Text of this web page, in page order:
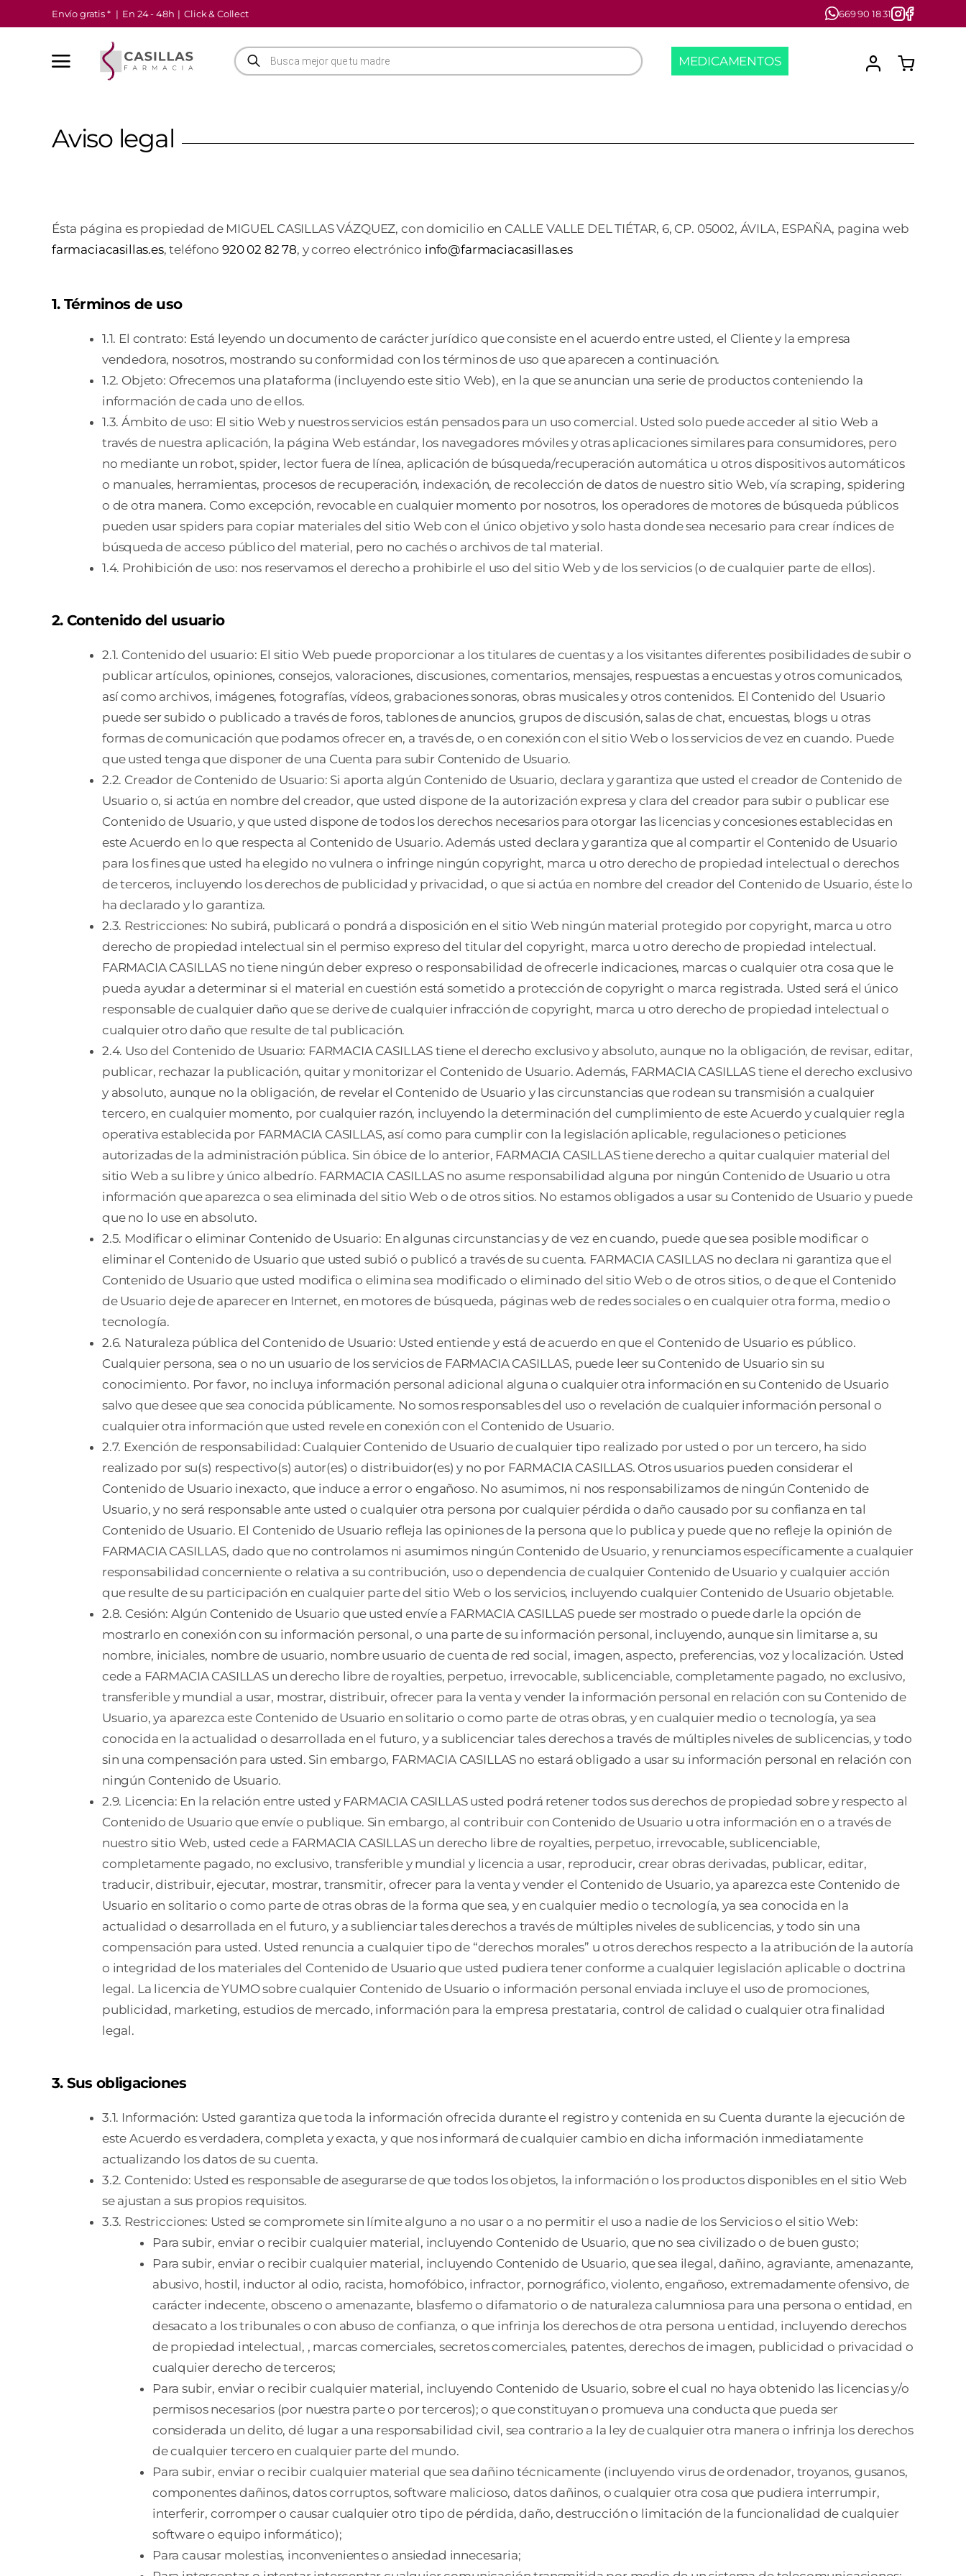
al
contenido
Envío gratis * | En 24 - 48h | Click & Collect 669 90 18 31
Búsqueda
de
productos
MEDICAMENTOS
Aviso legal
Ésta página es propiedad de MIGUEL CASILLAS VÁZQUEZ, con domicilio en CALLE VALLE DEL TIÉTAR, 6, CP. 05002, ÁVILA, ESPAÑA, pagina web
farmaciacasillas.es, teléfono 920 02 82 78, y correo electrónico info@farmaciacasillas.es
1. Términos de uso
1.1. El contrato: Está leyendo un documento de carácter jurídico que consiste en el acuerdo entre usted, el Cliente y la empresa
vendedora, nosotros, mostrando su conformidad con los términos de uso que aparecen a continuación.
1.2. Objeto: Ofrecemos una plataforma (incluyendo este sitio Web), en la que se anuncian una serie de productos conteniendo la
información de cada uno de ellos.
1.3. Ámbito de uso: El sitio Web y nuestros servicios están pensados para un uso comercial. Usted solo puede acceder al sitio Web a
través de nuestra aplicación, la página Web estándar, los navegadores móviles y otras aplicaciones similares para consumidores, pero
no mediante un robot, spider, lector fuera de línea, aplicación de búsqueda/recuperación automática u otros dispositivos automáticos
o manuales, herramientas, procesos de recuperación, indexación, de recolección de datos de nuestro sitio Web, vía scraping, spidering
o de otra manera. Como excepción, revocable en cualquier momento por nosotros, los operadores de motores de búsqueda públicos
pueden usar spiders para copiar materiales del sitio Web con el único objetivo y solo hasta donde sea necesario para crear índices de
búsqueda de acceso público del material, pero no cachés o archivos de tal material.
1.4. Prohibición de uso: nos reservamos el derecho a prohibirle el uso del sitio Web y de los servicios (o de cualquier parte de ellos).
2. Contenido del usuario
2.1. Contenido del usuario: El sitio Web puede proporcionar a los titulares de cuentas y a los visitantes diferentes posibilidades de subir o
publicar artículos, opiniones, consejos, valoraciones, discusiones, comentarios, mensajes, respuestas a encuestas y otros comunicados,
así como archivos, imágenes, fotografías, vídeos, grabaciones sonoras, obras musicales y otros contenidos. El Contenido del Usuario
puede ser subido o publicado a través de foros, tablones de anuncios, grupos de discusión, salas de chat, encuestas, blogs u otras
formas de comunicación que podamos ofrecer en, a través de, o en conexión con el sitio Web o los servicios de vez en cuando. Puede
que usted tenga que disponer de una Cuenta para subir Contenido de Usuario.
2.2. Creador de Contenido de Usuario: Si aporta algún Contenido de Usuario, declara y garantiza que usted el creador de Contenido de
Usuario o, si actúa en nombre del creador, que usted dispone de la autorización expresa y clara del creador para subir o publicar ese
Contenido de Usuario, y que usted dispone de todos los derechos necesarios para otorgar las licencias y concesiones establecidas en
este Acuerdo en lo que respecta al Contenido de Usuario. Además usted declara y garantiza que al compartir el Contenido de Usuario
para los fines que usted ha elegido no vulnera o infringe ningún copyright, marca u otro derecho de propiedad intelectual o derechos
de terceros, incluyendo los derechos de publicidad y privacidad, o que si actúa en nombre del creador del Contenido de Usuario, éste lo
ha declarado y lo garantiza.
2.3. Restricciones: No subirá, publicará o pondrá a disposición en el sitio Web ningún material protegido por copyright, marca u otro
derecho de propiedad intelectual sin el permiso expreso del titular del copyright, marca u otro derecho de propiedad intelectual.
FARMACIA CASILLAS no tiene ningún deber expreso o responsabilidad de ofrecerle indicaciones, marcas o cualquier otra cosa que le
pueda ayudar a determinar si el material en cuestión está sometido a protección de copyright o marca registrada. Usted será el único
responsable de cualquier daño que se derive de cualquier infracción de copyright, marca u otro derecho de propiedad intelectual o
cualquier otro daño que resulte de tal publicación.
2.4. Uso del Contenido de Usuario: FARMACIA CASILLAS tiene el derecho exclusivo y absoluto, aunque no la obligación, de revisar, editar,
publicar, rechazar la publicación, quitar y monitorizar el Contenido de Usuario. Además, FARMACIA CASILLAS tiene el derecho exclusivo
y absoluto, aunque no la obligación, de revelar el Contenido de Usuario y las circunstancias que rodean su transmisión a cualquier
tercero, en cualquier momento, por cualquier razón, incluyendo la determinación del cumplimiento de este Acuerdo y cualquier regla
operativa establecida por FARMACIA CASILLAS, así como para cumplir con la legislación aplicable, regulaciones o peticiones
autorizadas de la administración pública. Sin óbice de lo anterior, FARMACIA CASILLAS tiene derecho a quitar cualquier material del
sitio Web a su libre y único albedrío. FARMACIA CASILLAS no asume responsabilidad alguna por ningún Contenido de Usuario u otra
información que aparezca o sea eliminada del sitio Web o de otros sitios. No estamos obligados a usar su Contenido de Usuario y puede
que no lo use en absoluto.
2.5. Modificar o eliminar Contenido de Usuario: En algunas circunstancias y de vez en cuando, puede que sea posible modificar o
eliminar el Contenido de Usuario que usted subió o publicó a través de su cuenta. FARMACIA CASILLAS no declara ni garantiza que el
Contenido de Usuario que usted modifica o elimina sea modificado o eliminado del sitio Web o de otros sitios, o de que el Contenido
de Usuario deje de aparecer en Internet, en motores de búsqueda, páginas web de redes sociales o en cualquier otra forma, medio o
tecnología.
2.6. Naturaleza pública del Contenido de Usuario: Usted entiende y está de acuerdo en que el Contenido de Usuario es público.
Cualquier persona, sea o no un usuario de los servicios de FARMACIA CASILLAS, puede leer su Contenido de Usuario sin su
conocimiento. Por favor, no incluya información personal adicional alguna o cualquier otra información en su Contenido de Usuario
salvo que desee que sea conocida públicamente. No somos responsables del uso o revelación de cualquier información personal o
cualquier otra información que usted revele en conexión con el Contenido de Usuario.
2.7. Exención de responsabilidad: Cualquier Contenido de Usuario de cualquier tipo realizado por usted o por un tercero, ha sido
realizado por su(s) respectivo(s) autor(es) o distribuidor(es) y no por FARMACIA CASILLAS. Otros usuarios pueden considerar el
Contenido de Usuario inexacto, que induce a error o engañoso. No asumimos, ni nos responsabilizamos de ningún Contenido de
Usuario, y no será responsable ante usted o cualquier otra persona por cualquier pérdida o daño causado por su confianza en tal
Contenido de Usuario. El Contenido de Usuario refleja las opiniones de la persona que lo publica y puede que no refleje la opinión de
FARMACIA CASILLAS, dado que no controlamos ni asumimos ningún Contenido de Usuario, y renunciamos específicamente a cualquier
responsabilidad concerniente o relativa a su contribución, uso o dependencia de cualquier Contenido de Usuario y cualquier acción
que resulte de su participación en cualquier parte del sitio Web o los servicios, incluyendo cualquier Contenido de Usuario objetable.
2.8. Cesión: Algún Contenido de Usuario que usted envíe a FARMACIA CASILLAS puede ser mostrado o puede darle la opción de
mostrarlo en conexión con su información personal, o una parte de su información personal, incluyendo, aunque sin limitarse a, su
nombre, iniciales, nombre de usuario, nombre usuario de cuenta de red social, imagen, aspecto, preferencias, voz y localización. Usted
cede a FARMACIA CASILLAS un derecho libre de royalties, perpetuo, irrevocable, sublicenciable, completamente pagado, no exclusivo,
transferible y mundial a usar, mostrar, distribuir, ofrecer para la venta y vender la información personal en relación con su Contenido de
Usuario, ya aparezca este Contenido de Usuario en solitario o como parte de otras obras, y en cualquier medio o tecnología, ya sea
conocida en la actualidad o desarrollada en el futuro, y a sublicenciar tales derechos a través de múltiples niveles de sublicencias, y todo
sin una compensación para usted. Sin embargo, FARMACIA CASILLAS no estará obligado a usar su información personal en relación con
ningún Contenido de Usuario.
2.9. Licencia: En la relación entre usted y FARMACIA CASILLAS usted podrá retener todos sus derechos de propiedad sobre y respecto al
Contenido de Usuario que envíe o publique. Sin embargo, al contribuir con Contenido de Usuario u otra información en o a través de
nuestro sitio Web, usted cede a FARMACIA CASILLAS un derecho libre de royalties, perpetuo, irrevocable, sublicenciable,
completamente pagado, no exclusivo, transferible y mundial y licencia a usar, reproducir, crear obras derivadas, publicar, editar,
traducir, distribuir, ejecutar, mostrar, transmitir, ofrecer para la venta y vender el Contenido de Usuario, ya aparezca este Contenido de
Usuario en solitario o como parte de otras obras de la forma que sea, y en cualquier medio o tecnología, ya sea conocida en la
actualidad o desarrollada en el futuro, y a sublienciar tales derechos a través de múltiples niveles de sublicencias, y todo sin una
compensación para usted. Usted renuncia a cualquier tipo de “derechos morales” u otros derechos respecto a la atribución de la autoría
o integridad de los materiales del Contenido de Usuario que usted pudiera tener conforme a cualquier legislación aplicable o doctrina
legal. La licencia de YUMO sobre cualquier Contenido de Usuario o información personal enviada incluye el uso de promociones,
publicidad, marketing, estudios de mercado, información para la empresa prestataria, control de calidad o cualquier otra finalidad
legal.
3. Sus obligaciones
3.1. Información: Usted garantiza que toda la información ofrecida durante el registro y contenida en su Cuenta durante la ejecución de
este Acuerdo es verdadera, completa y exacta, y que nos informará de cualquier cambio en dicha información inmediatamente
actualizando los datos de su cuenta.
3.2. Contenido: Usted es responsable de asegurarse de que todos los objetos, la información o los productos disponibles en el sitio Web
se ajustan a sus propios requisitos.
3.3. Restricciones: Usted se compromete sin límite alguno a no usar o a no permitir el uso a nadie de los Servicios o el sitio Web:
Para subir, enviar o recibir cualquier material, incluyendo Contenido de Usuario, que no sea civilizado o de buen gusto;
Para subir, enviar o recibir cualquier material, incluyendo Contenido de Usuario, que sea ilegal, dañino, agraviante, amenazante,
abusivo, hostil, inductor al odio, racista, homofóbico, infractor, pornográfico, violento, engañoso, extremadamente ofensivo, de
carácter indecente, obsceno o amenazante, blasfemo o difamatorio o de naturaleza calumniosa para una persona o entidad, en
desacato a los tribunales o con abuso de confianza, o que infrinja los derechos de otra persona u entidad, incluyendo derechos
de propiedad intelectual, , marcas comerciales, secretos comerciales, patentes, derechos de imagen, publicidad o privacidad o
cualquier derecho de terceros;
Para subir, enviar o recibir cualquier material, incluyendo Contenido de Usuario, sobre el cual no haya obtenido las licencias y/o
permisos necesarios (por nuestra parte o por terceros); o que constituyan o promueva una conducta que pueda ser
considerada un delito, dé lugar a una responsabilidad civil, sea contrario a la ley de cualquier otra manera o infrinja los derechos
de cualquier tercero en cualquier parte del mundo.
Para subir, enviar o recibir cualquier material que sea dañino técnicamente (incluyendo virus de ordenador, troyanos, gusanos,
componentes dañinos, datos corruptos, software malicioso, datos dañinos, o cualquier otra cosa que pudiera interrumpir,
interferir, corromper o causar cualquier otro tipo de pérdida, daño, destrucción o limitación de la funcionalidad de cualquier
software o equipo informático);
Para causar molestias, inconvenientes o ansiedad innecesaria;